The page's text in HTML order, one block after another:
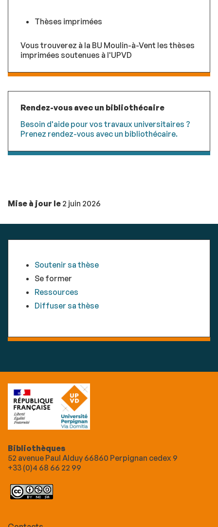
Thèses imprimées
Vous trouverez à la BU Moulin-à-Vent les thèses
imprimées soutenues à l'UPVD
Rendez-vous avec un bibliothécaire
Besoin d'aide pour vos travaux universitaires ?
Prenez rendez-vous avec un bibliothécaire.
Mise à jour le 2 juin 2026
Soutenir sa thèse
Se former
Ressources
Diffuser sa thèse
Bibliothèques
52 avenue Paul Alduy 66860 Perpignan cedex 9
+33 (0)4 68 66 22 99